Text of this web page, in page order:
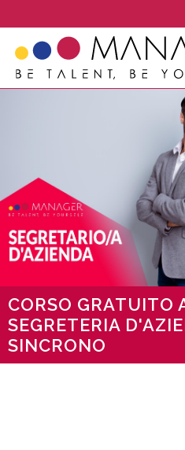
CORSO GRATUITO
SEGRETERIA
SINCRONO